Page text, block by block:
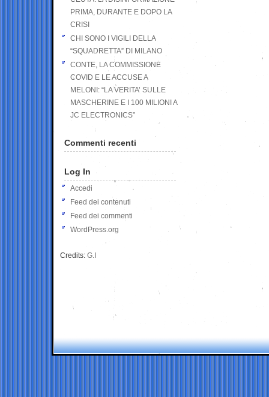
PRIMA, DURANTE E DOPO LA
CRISI
CHI SONO I VIGILI DELLA
“SQUADRETTA” DI MILANO
CONTE, LA COMMISSIONE
COVID E LE ACCUSE A
MELONI: “LA VERITA’ SULLE
MASCHERINE E I 100 MILIONI A
JC ELECTRONICS”
Commenti recenti
Log In
Accedi
Feed dei contenuti
Feed dei commenti
WordPress.org
Credits: G.I